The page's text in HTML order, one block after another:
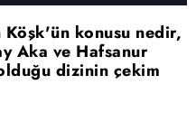
konusu nedir,
Aka ve Hafsanur
dizinin çekim